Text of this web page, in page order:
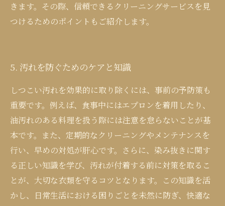
きます。その際、信頼できるクリーニングサービスを見
つけるためのポイントもご紹介します。
5. 汚れを防ぐためのケアと知識
しつこい汚れを効果的に取り除くには、事前の予防策も
重要です。例えば、食事中にはエプロンを着用したり、
油汚れのある料理を扱う際には注意を怠らないことが基
本です。また、定期的なクリーニングやメンテナンスを
行い、早めの対処が肝心です。さらに、染み抜きに関す
る正しい知識を学び、汚れが付着する前に対策を取るこ
とが、大切な衣類を守るコツとなります。この知識を活
かし、日常生活における困りごとを未然に防ぎ、快適な